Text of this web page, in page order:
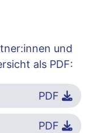
und
als PDF:
PDF
PDF